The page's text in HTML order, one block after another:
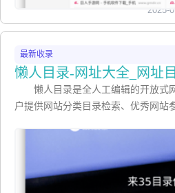
2025-
最新收录
懒人目录-网址大全_网址
懒人目录是全人工编辑的开放式
户提供网站分类目录检索、优秀网站